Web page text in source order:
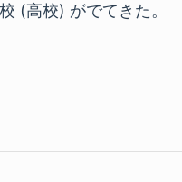
(高校) がでてきた。